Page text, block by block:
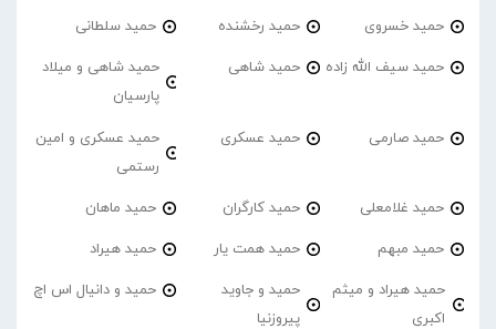
حمید خسروی حمید رخشنده حمید سلطانی
حمید سیف الله زاده حمید شاهی
حمید شاهی و میلاد
پارسیان
حمید صارمی حمید عسکری
حمید عسکری و امین
رستمی
حمید غلامعلی حمید کارگران حمید ماهان
حمید مبهم حمید همت یار حمید هیراد
حمید هیراد و میثم
اکبری
حمید و جاوید
پیروزنیا
حمید و دانیال اس اچ